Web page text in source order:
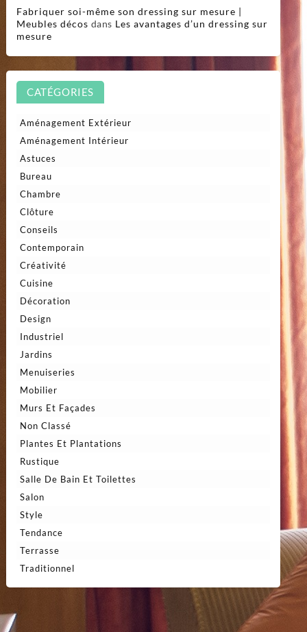
Fabriquer soi-même son dressing sur mesure |
Meubles décos dans Les avantages d’un dressing sur
mesure
CATÉGORIES
Aménagement Extérieur
Aménagement Intérieur
Astuces
Bureau
Chambre
Clôture
Conseils
Contemporain
Créativité
Cuisine
Décoration
Design
Industriel
Jardins
Menuiseries
Mobilier
Murs Et Façades
Non Classé
Plantes Et Plantations
Rustique
Salle De Bain Et Toilettes
Salon
Style
Tendance
Terrasse
Traditionnel